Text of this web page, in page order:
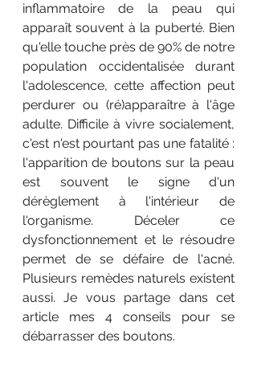
inflammatoire de la peau qui
apparaît souvent à la puberté. Bien
qu'elle touche près de 90% de notre
population occidentalisée durant
l'adolescence, cette affection peut
perdurer ou (ré)apparaître à l'âge
adulte. Difficile à vivre socialement,
c'est n'est pourtant pas une fatalité :
l'apparition de boutons sur la peau
est souvent le signe d'un
dérèglement à l'intérieur de
l'organisme. Déceler ce
dysfonctionnement et le résoudre
permet de se défaire de l'acné.
Plusieurs remèdes naturels existent
aussi. Je vous partage dans cet
article mes 4 conseils pour se
débarrasser des boutons.